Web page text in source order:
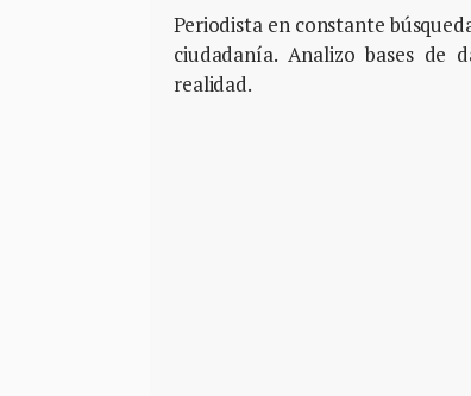
Periodista en constante
ciudadanía. Analizo bases de
realidad.